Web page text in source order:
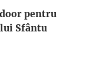
pentru
Sfântu